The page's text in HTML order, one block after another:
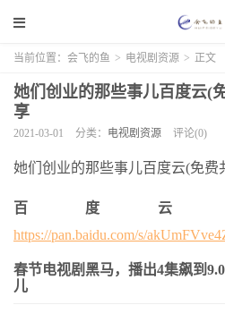
当前位置： 会飞的鱼 > 电视剧资源 > 正文
她们创业的那些事儿百度云(
享
2021-03-01 分类： 电视剧资源 评论(0)
她们创业的那些事儿百度云(免费
百度云
https://pan.baidu.com/s/
春节电视剧黑马，播出4集飙到
儿